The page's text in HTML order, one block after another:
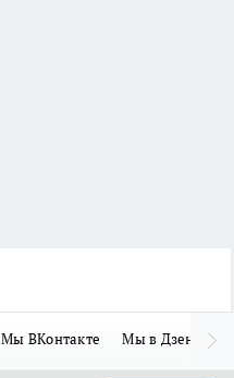
Мы ВКонтакте Мы в Дзене